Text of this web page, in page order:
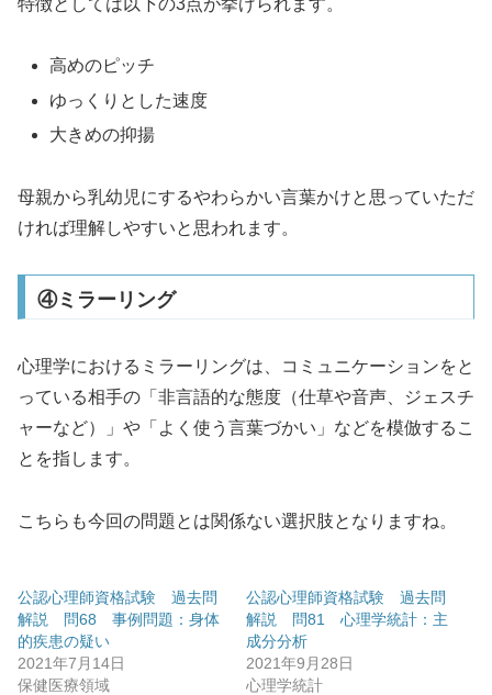
高めのピッチ
ゆっくりとした速度
大きめの抑揚
母親から乳幼児にするやわらかい言葉かけと思っていただ
ければ理解しやすいと思われます。
④ミラーリング
心理学におけるミラーリングは、コミュニケーションをと
っている相手の「非言語的な態度（仕草や音声、ジェスチ
ャーなど）」や「よく使う言葉づかい」などを模倣するこ
とを指します。
こちらも今回の問題とは関係ない選択肢となりますね。
公認心理師資格試験 過去問
解説 問68 事例問題：身体
的疾患の疑い
2021年7月14日
保健医療領域
公認心理師資格試験 過去問
解説 問81 心理学統計：主
成分分析
2021年9月28日
心理学統計